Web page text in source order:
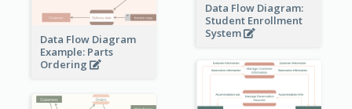
Data Flow Diagram:
Student Enrollment
System
Data Flow Diagram
Example: Parts
Ordering